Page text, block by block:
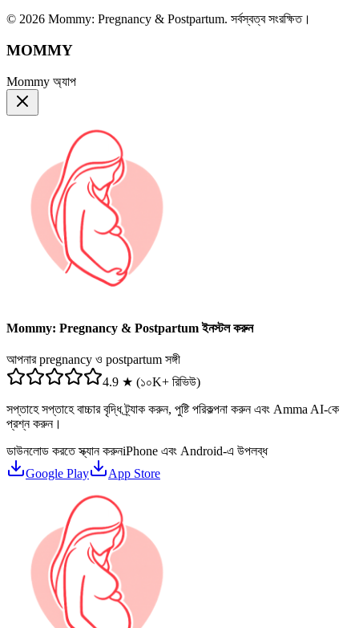
© 2026 Mommy: Pregnancy & Postpartum. সর্বস্বত্ব সংরক্ষিত।
MOMMY
Mommy অ্যাপ
Mommy: Pregnancy & Postpartum ইনস্টল করুন
আপনার pregnancy ও postpartum সঙ্গী
4.9 ★ (১০K+ রিভিউ)
সপ্তাহে সপ্তাহে বাচ্চার বৃদ্ধি ট্র্যাক করুন, পুষ্টি পরিকল্পনা করুন এবং Amma AI-কে
প্রশ্ন করুন।
ডাউনলোড করতে স্ক্যান করুনiPhone এবং Android-এ উপলব্ধ
Google Play
App Store